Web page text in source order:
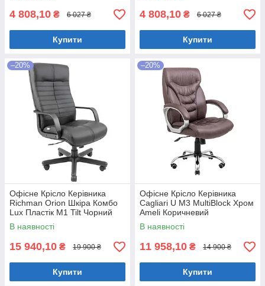
4 808,10 ₴ 6 027 ₴
Купити
4 808,10 ₴ 6 027 ₴
Купити
–20%
Офісне Крісло Керівника
Richman Orion Шкіра Комбо
Lux Пластік М1 Tilt Чорний
В наявності
15 940,10 ₴ 19 900 ₴
Купити
–20%
Офісне Крісло Керівника
Cagliari U М3 MultiBlock Хром
Ameli Коричневий
В наявності
11 958,10 ₴ 14 900 ₴
Купити